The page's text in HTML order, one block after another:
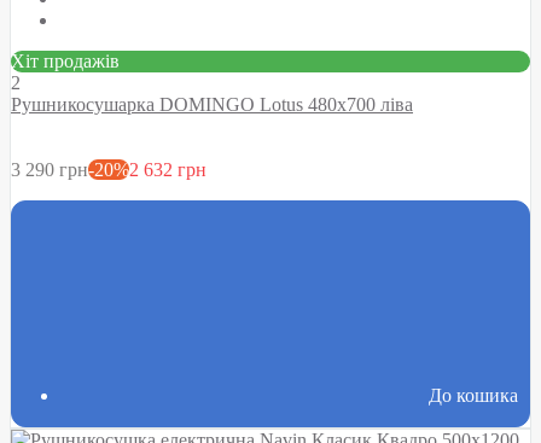
Хіт продажів
2
Рушникосушарка DOMINGO Lotus 480х700 ліва
3 290 грн-20%2 632 грн
До кошика